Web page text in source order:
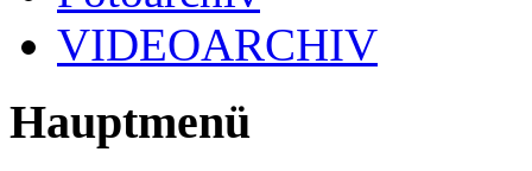
VIDEOARCHIV
Hauptmenü